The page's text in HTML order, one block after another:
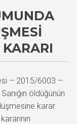
– 2015/6003 –
öldüğünün
karar